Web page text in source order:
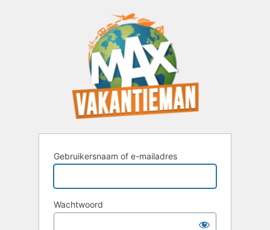
Gebruikersnaam of e-mailadres
Wachtwoord